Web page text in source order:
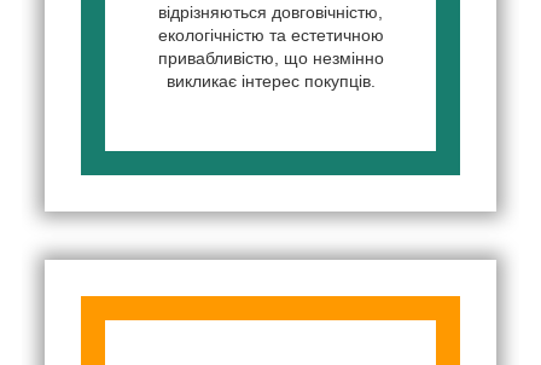
відрізняються довговічністю,
екологічністю та естетичною
привабливістю, що незмінно
викликає інтерес покупців.